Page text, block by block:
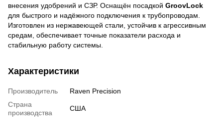
внесения удобрений и СЗР. Оснащён посадкой GroovLock
для быстрого и надёжного подключения к трубопроводам.
Изготовлен из нержавеющей стали, устойчив к агрессивным
средам, обеспечивает точные показатели расхода и
стабильную работу системы.
Характеристики
Производитель
Raven Precision
Страна
производства
США